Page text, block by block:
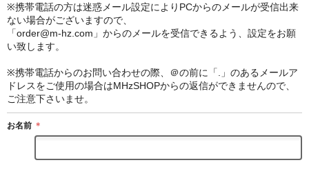
※携帯電話の方は迷惑メール設定によりPCからのメールが受信出来
ない場合がございますので、
「order@m-hz.com」からのメールを受信できるよう、設定をお願
い致します。
※携帯電話からのお問い合わせの際、＠の前に「.」のあるメールア
ドレスをご使用の場合はMHzSHOPからの返信ができませんので、
ご注意下さいませ。
お名前 ＊